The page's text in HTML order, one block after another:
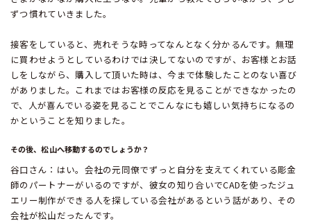
ずつ慣れていきました。
接客をしていると、売れそうな時ってなんとなく分かるんです。無理
に買わせようとしているわけでは決してないのですが、お客様とお話
しをしながら、購入して頂いた時は、今まで体験したことのない喜び
がありました。これまではお客様の反応を見ることができなかったの
で、人が喜んでいる姿を見ることでこんなにも嬉しい気持ちになるの
かということを知りました。
その後、松山へ移動するのでしょうか？
谷口さん：はい。会社の元同僚でずっと自分を支えてくれている彫金
師のパートナーがいるのですが、彼女の知り合いでCADを使ったジュ
エリー制作ができる人を探している会社があるという話があり、その
会社が松山だったんです。